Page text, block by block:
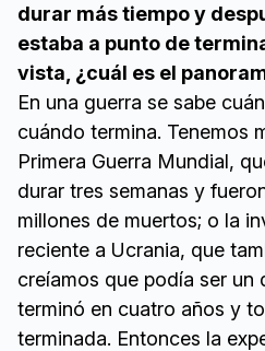
durar más tiempo y
estaba a punto de
vista, ¿cuál es el
En una guerra se sabe
cuándo termina. Tenemos
Primera Guerra Mundial,
durar tres semanas y
millones de muertos; o la
reciente a Ucrania, que
creíamos que podía ser un
terminó en cuatro años y
terminada. Entonces la